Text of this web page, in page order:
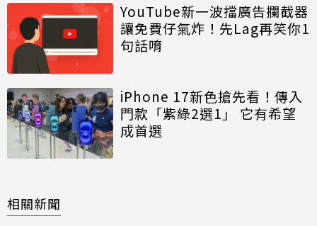
YouTube新一波擋廣告攔截器
讓免費仔氣炸！先Lag再笑你1
句話唷
iPhone 17新色搶先看！傳入
門款「紫綠2選1」 它有希望
成首選
相關新聞